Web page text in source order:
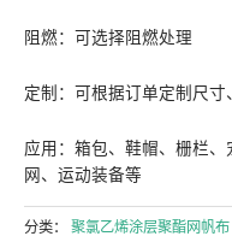
阻燃：可选择阻燃处理
定制：可根据订单定制尺
应用：箱包、鞋帽、栅栏
网、运动装备等
分类： 聚氯乙烯涂层聚酯网帆布